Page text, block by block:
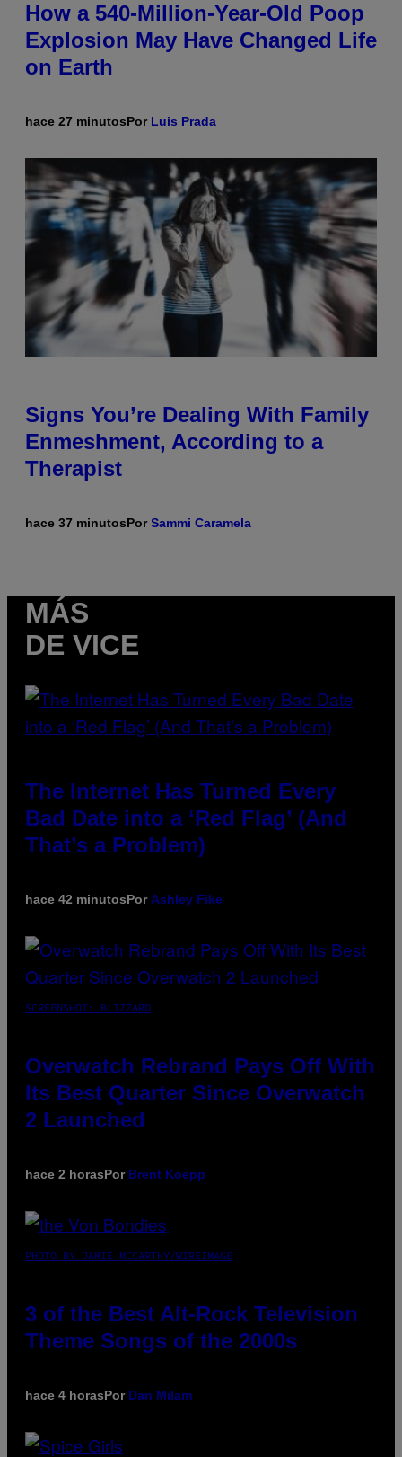
How a 540-Million-Year-Old Poop
Explosion May Have Changed Life
on Earth
hace 27 minutosPor Luis Prada
Signs You’re Dealing With Family
Enmeshment, According to a
Therapist
hace 37 minutosPorSammi Caramela
MÁS
DE VICE
The Internet Has Turned Every
Bad Date into a ‘Red Flag’ (And
That’s a Problem)
hace 42 minutosPor Ashley Fike
SCREENSHOT: BLIZZARD
Overwatch Rebrand Pays Off With
Its Best Quarter Since Overwatch
2 Launched
hace 2 horasPor Brent Koepp
PHOTO BY JAMIE MCCARTHY/WIREIMAGE
3 of the Best Alt-Rock Television
Theme Songs of the 2000s
hace 4 horasPor Dan Milam